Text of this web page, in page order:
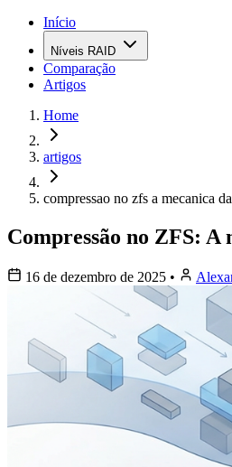
Início
Níveis RAID
Comparação
Artigos
Home
artigos
compressao no zfs a mecanica
Compressão no ZFS:
16 de dezembro de 2025 •